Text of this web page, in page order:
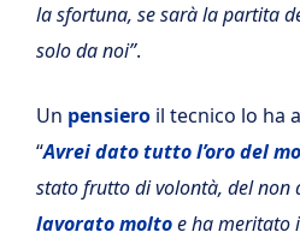
la sfortuna, se sarà la partita
solo da noi”.
Un pensiero il tecnico lo ha
“Avrei dato tutto l’oro del
stato frutto di volontà, del non
lavorato moltoe ha meritato